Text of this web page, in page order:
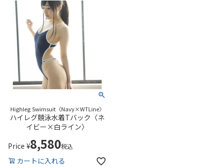
Highleg Swimsuit〈Navy×WTLine〉
ハイレグ競泳水着Tバック〈ネ
イビー×白ライン〉
Price ¥8,580税込
カートに入れる